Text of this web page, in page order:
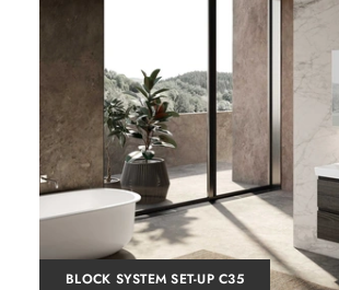
BLOCK SYSTEM SET-UP C35